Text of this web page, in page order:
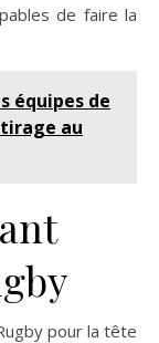
de faire la
équipes de
au
pour la tête